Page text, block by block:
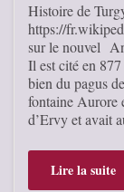
Histoire de
https://
sur le nouvel
Il est cité en
bien du pagus
fontaine Aurore
d’Ervy et avait
Lire la suite